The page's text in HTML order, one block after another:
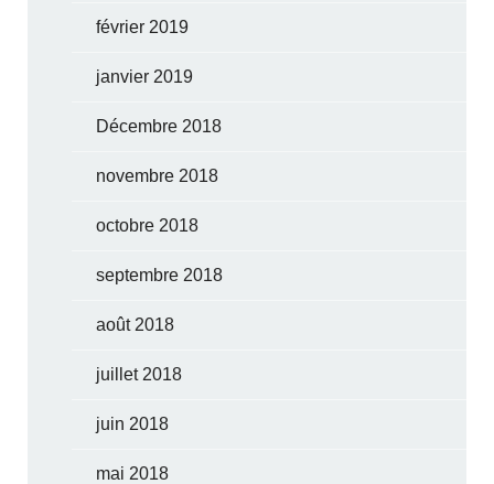
février 2019
janvier 2019
Décembre 2018
novembre 2018
octobre 2018
septembre 2018
août 2018
juillet 2018
juin 2018
mai 2018